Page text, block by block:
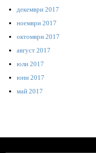
декември 2017
ноември 2017
октомври 2017
август 2017
юли 2017
юни 2017
май 2017